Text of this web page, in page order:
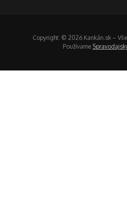
Copyright: © 2026 Kankán.sk –
Používame